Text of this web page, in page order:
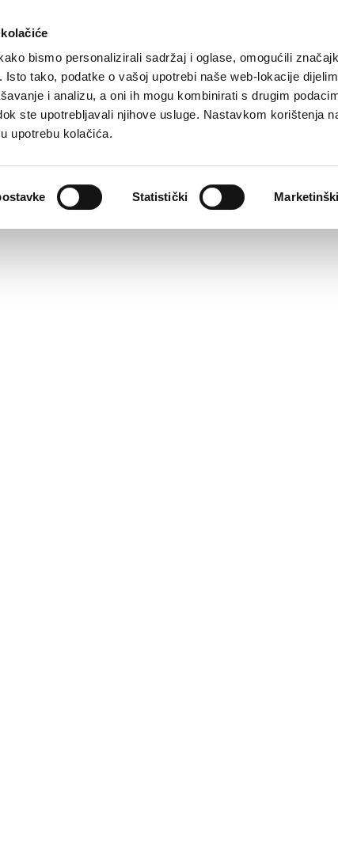
bismo personalizirali sadržaj i oglase, omogućili
Isto tako, podatke o vašoj upotrebi naše web-lokacije
i analizu, a oni ih mogu kombinirati s drugim
ste upotrebljavali njihove usluge. Nastavkom korištenja
upotrebu kolačića.
Statistički Marketinški